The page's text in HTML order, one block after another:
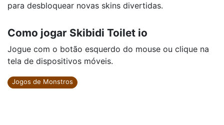
para desbloquear novas skins divertidas.
Como jogar Skibidi Toilet io
Jogue com o botão esquerdo do mouse ou clique na
tela de dispositivos móveis.
Jogos de Monstros